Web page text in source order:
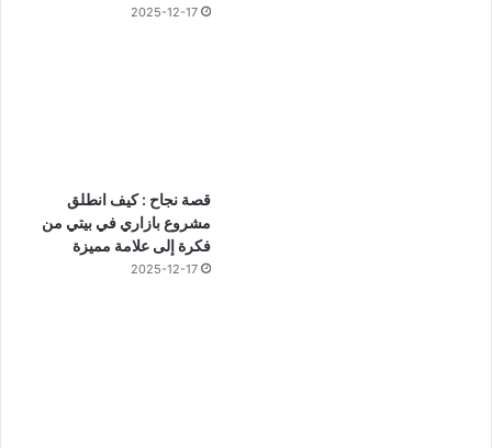
2025-12-17
قصة نجاح : كيف انطلق
مشروع بازاري في بيتي من
فكرة إلى علامة مميزة
2025-12-17